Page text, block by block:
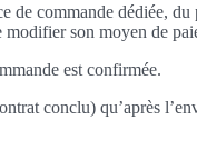
de commande dédiée,
modifier son moyen de
est confirmée.
conclu) qu’après